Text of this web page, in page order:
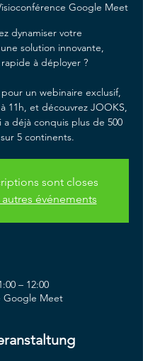
Google Meet
dynamiser votre
solution innovante,
à déployer ?
un webinaire exclusif,
11h, et découvrez JOOKS,
a déjà conquis plus de 500
5 continents.
sont closes
événements
– 12:00
Google Meet